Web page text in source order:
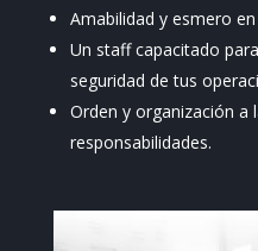
Amabilidad y esmero
Un staff capacitado
seguridad de tus
Orden y organización a
responsabilidades.